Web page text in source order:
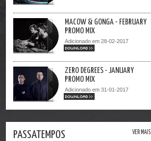
MACOW & GONGA - FEBRUARY
PROMO MIX
Adicionado em 28-02-2017
DOWNLOAD >>
ZERO DEGREES - JANUARY
PROMO MIX
Adicionado em 31-01-2017
DOWNLOAD >>
PASSATEMPOS VER MAIS